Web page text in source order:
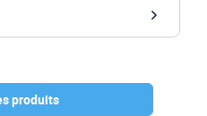
produits